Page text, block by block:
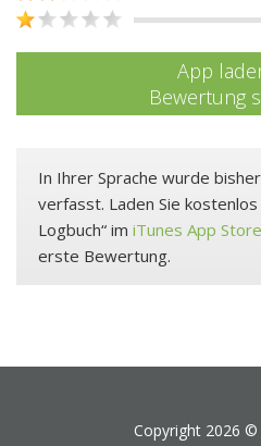
App
Bewertung
In Ihrer Sprache wurde
verfasst. Laden Sie
Logbuch“ im iTunes App Store
erste Bewertung.
Copyright 2026 ©